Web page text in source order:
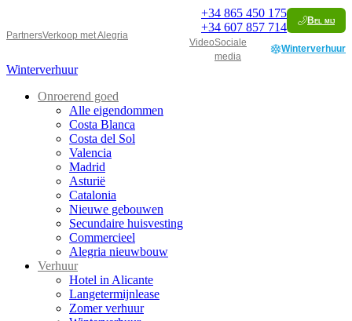
PartnersVerkoop met Alegria
+34 865 450 175
+34 607 857 714
Bel mij
VideoSociale
media
Winterverhuur
Winterverhuur
Onroerend goed
Alle eigendommen
Costa Blanca
Costa del Sol
Valencia
Madrid
Asturië
Catalonia
Nieuwe gebouwen
Secundaire huisvesting
Commercieel
Alegria nieuwbouw
Verhuur
Hotel in Alicante
Langetermijnlease
Zomer verhuur